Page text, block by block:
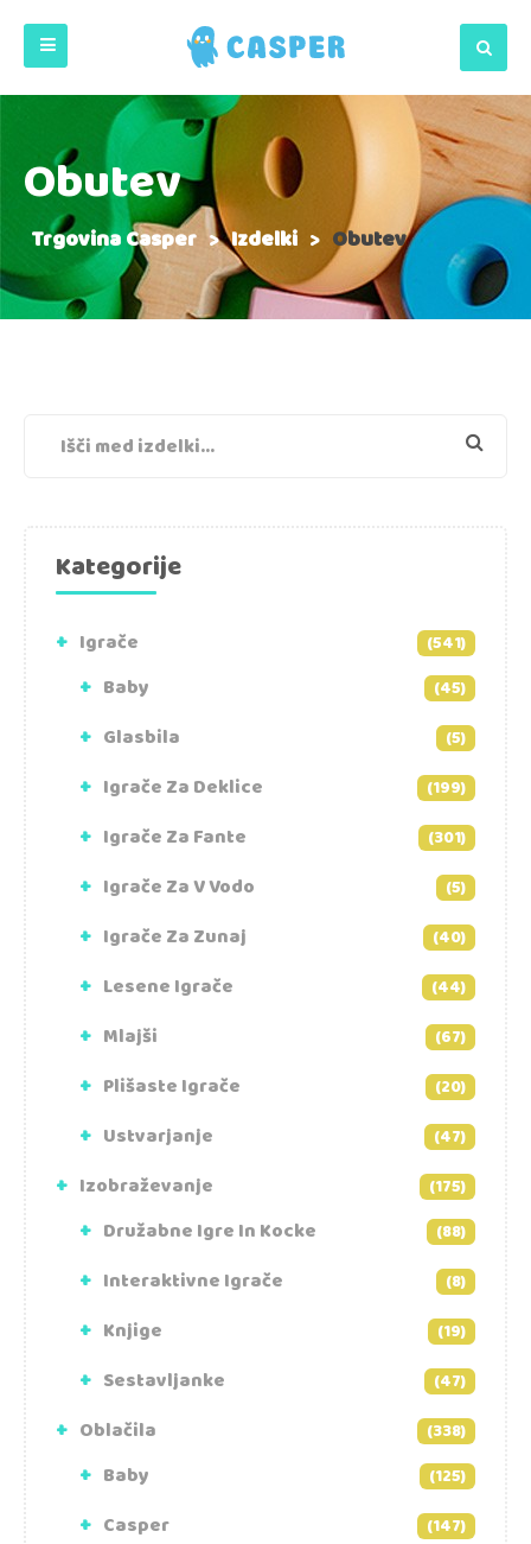
Obutev
Trgovina Casper >Izdelki > Obutev
Kategorije
Igrače (541)
Baby (45)
Glasbila (5)
Igrače Za Deklice (199)
Igrače Za Fante (301)
Igrače Za V Vodo (5)
Igrače Za Zunaj (40)
Lesene Igrače (44)
Mlajši (67)
Plišaste Igrače (20)
Ustvarjanje (47)
Izobraževanje (175)
Družabne Igre In Kocke (88)
Interaktivne Igrače (8)
Knjige (19)
Sestavljanke (47)
Oblačila (338)
Baby (125)
Casper (147)